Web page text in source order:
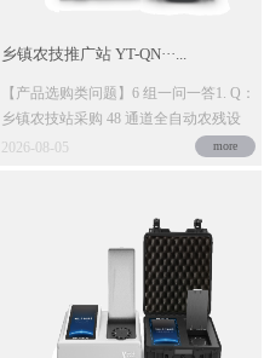
乡镇农技推广站 YT-QN···...
【产品选购类问题】6 组一问一答1. Q：
乡镇农技站采购 48 通道全自动农残设
备，云唐 Y···
2026-08-05 more